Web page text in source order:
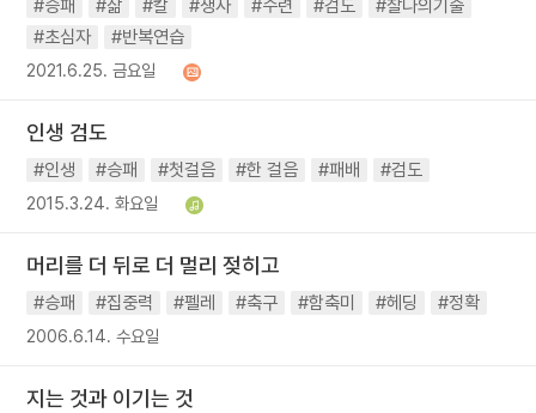
#승패 #삶 #칼 #생사 #수련 #검도
#찰나의기술
#초심자
#반복연습
2021.6.25. 금요일
인생 검도
#인생 #승패 #첫걸음 #한 걸음 #패배 #검도
2015.3.24. 화요일
머리를 더 뒤로 더 멀리 젖히고
#승패 #집중력 #펠레 #축구 #함축미 #헤딩 #정확
2006.6.14. 수요일
지는 것과 이기는 것